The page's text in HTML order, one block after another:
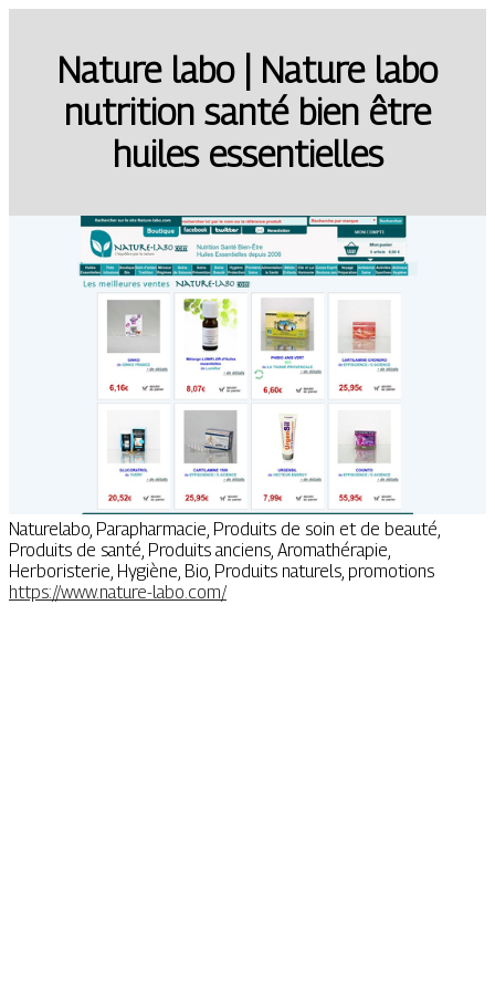
Nature labo | Nature labo
nutrition santé bien être
huiles es­sentiel­les
Naturelabo, Parapharmacie, Produits de soin et de beauté,
Produits de santé, Produits anciens, Aromathérapie,
Herboristerie, Hygiène, Bio, Produits naturels, promotions
https://www.nature-labo.com/